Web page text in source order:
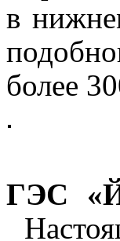
в
более
ГЭС